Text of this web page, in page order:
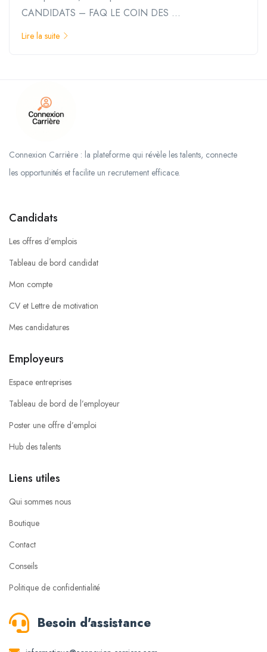
CANDIDATS – FAQ LE COIN DES ...
Lire la suite
Connexion Carrière : la plateforme qui révèle les talents, connecte
les opportunités et facilite un recrutement efficace.
Candidats
Les offres d’emplois
Tableau de bord candidat
Mon compte
CV et Lettre de motivation
Mes candidatures
Employeurs
Espace entreprises
Tableau de bord de l’employeur
Poster une offre d’emploi
Hub des talents
Liens utiles
Qui sommes nous
Boutique
Contact
Conseils
Politique de confidentialité
Besoin d'assistance